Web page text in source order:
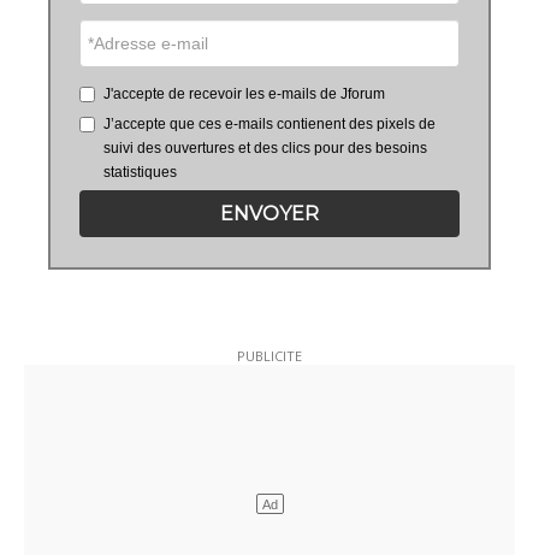
J'accepte de recevoir les e-mails de Jforum
J’accepte que ces e-mails contienent des pixels de
suivi des ouvertures et des clics pour des besoins
statistiques
ENVOYER